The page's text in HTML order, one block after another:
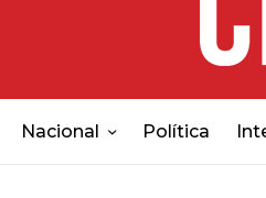
Nacional Política